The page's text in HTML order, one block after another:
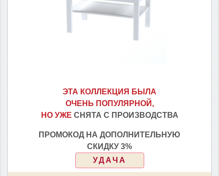
ЭТА КОЛЛЕКЦИЯ БЫЛА
ОЧЕНЬ ПОПУЛЯРНОЙ,
НО УЖЕ СНЯТА С ПРОИЗВОДСТВА
ПРОМОКОД НА ДОПОЛНИТЕЛЬНУЮ
СКИДКУ 3%
УДАЧА